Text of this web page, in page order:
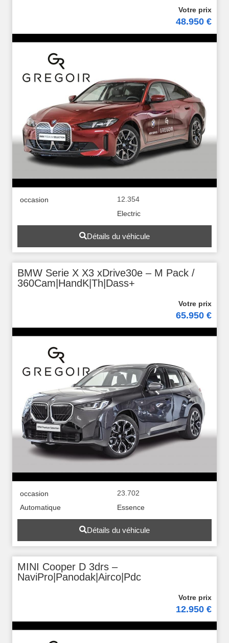
48.950 €
occasion
12.354
Electric
Détails du véhicule
BMW Serie X X3 xDrive30e – M Pack /
360Cam|HandK|Th|Dass+
65.950 €
occasion
23.702
Automatique
Essence
Détails du véhicule
MINI Cooper D 3drs –
NaviPro|Panodak|Airco|Pdc
12.950 €